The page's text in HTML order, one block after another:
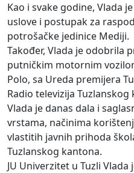
Kao i svake godine, Vlada
uslove i postupak za
potrošačke jedinice Mediji.
Također, Vlada je odobrila
putničkim motornim
Polo, sa Ureda premijera
Radio televizija Tuzlanskog
Vlada je danas dala i
vrstama, načinima
vlastitih javnih prihoda
Tuzlanskog kantona.
JU Univerzitet u Tuzli